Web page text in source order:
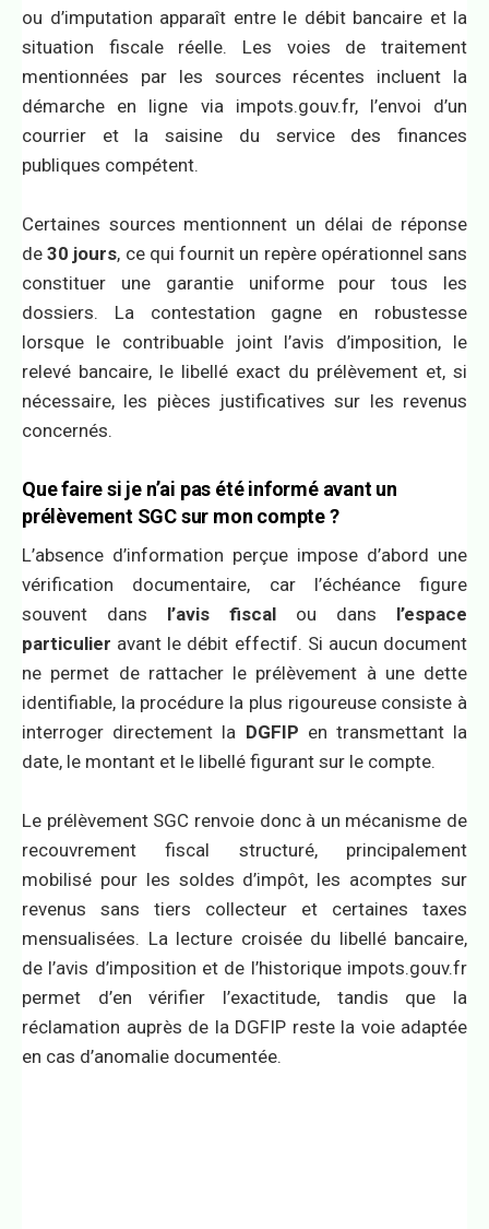
ou d’imputation apparaît entre le débit bancaire et la
situation fiscale réelle. Les voies de traitement
mentionnées par les sources récentes incluent la
démarche en ligne via impots.gouv.fr, l’envoi d’un
courrier et la saisine du service des finances
publiques compétent.
Certaines sources mentionnent un délai de réponse
de30 jours, ce qui fournit un repère opérationnel sans
constituer une garantie uniforme pour tous les
dossiers. La contestation gagne en robustesse
lorsque le contribuable joint l’avis d’imposition, le
relevé bancaire, le libellé exact du prélèvement et, si
nécessaire, les pièces justificatives sur les revenus
concernés.
Que faire si je n’ai pas été informé avant un
prélèvement SGC sur mon compte ?
L’absence d’information perçue impose d’abord une
vérification documentaire, car l’échéance figure
souvent dans l’avis fiscal ou dans l’espace
particulier avant le débit effectif. Si aucun document
ne permet de rattacher le prélèvement à une dette
identifiable, la procédure la plus rigoureuse consiste à
interroger directement la DGFIP en transmettant la
date, le montant et le libellé figurant sur le compte.
Le prélèvement SGC renvoie donc à un mécanisme de
recouvrement fiscal structuré, principalement
mobilisé pour les soldes d’impôt, les acomptes sur
revenus sans tiers collecteur et certaines taxes
mensualisées. La lecture croisée du libellé bancaire,
de l’avis d’imposition et de l’historique impots.gouv.fr
permet d’en vérifier l’exactitude, tandis que la
réclamation auprès de la DGFIP reste la voie adaptée
en cas d’anomalie documentée.